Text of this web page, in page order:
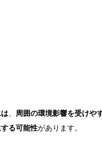
周囲の環境影響を受けや
る可能性があります。